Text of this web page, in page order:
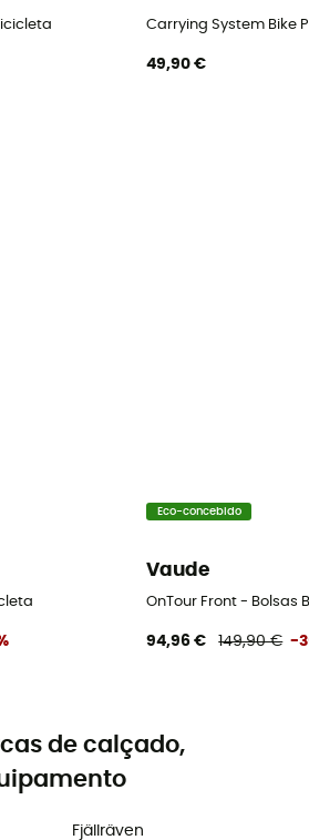
Carrying System Bike
49,90 €
Eco-concebido
Vaude
OnTour Front - Bolsas
94,96 € 149,90 € -
de calçado,
Fjällräven